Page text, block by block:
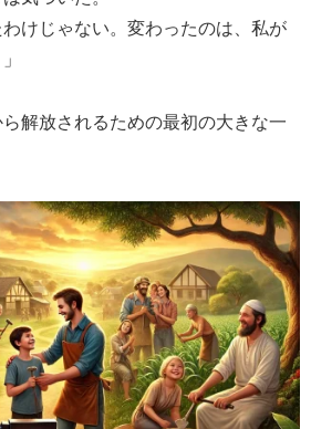
わけじゃない。変わったのは、私が
解放されるための最初の大きな一